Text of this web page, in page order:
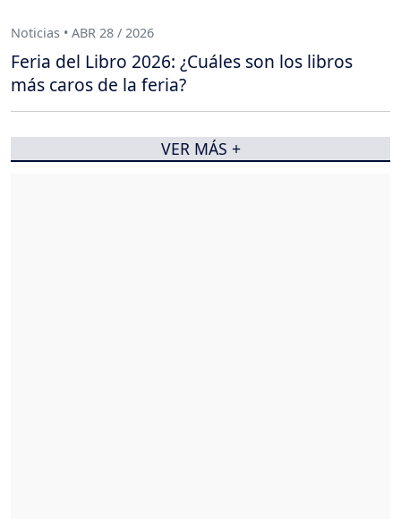
Noticias • ABR 28 / 2026
Feria del Libro 2026: ¿Cuáles son los libros
más caros de la feria?
VER MÁS +